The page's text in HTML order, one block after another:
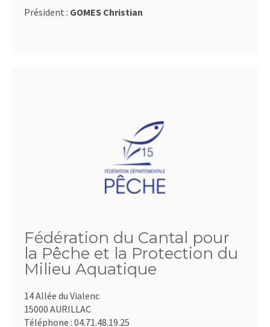
Président : GOMES Christian
Fédération du Cantal pour
la Pêche et la Protection du
Milieu Aquatique
14 Allée du Vialenc
15000 AURILLAC
Téléphone : 04.71.48.19.25